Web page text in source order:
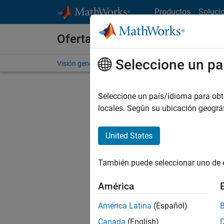
Productos
Ofertas de empleo en
Visión general Búsqueda de empleo Oficinas
No se
Seleccione un
Seleccione un país/idioma para
locales. Según su ubicación
United States
También puede seleccionar uno
América
América Latina (Español)
Canada (English)